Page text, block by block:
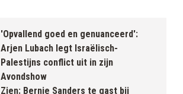
'Opvallend goed en genuanceerd':
Arjen Lubach legt Israëlisch-
Palestijns conflict uit in zijn
Avondshow
Zien: Bernie Sanders te gast bij